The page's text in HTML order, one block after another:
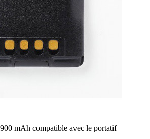
mAh compatible avec le portatif